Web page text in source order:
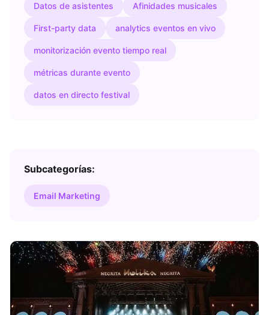
Datos de asistentes Afinidades musicales
First-party data analytics eventos en vivo
monitorización evento tiempo real
métricas durante evento
datos en directo festival
Subcategorías:
Email Marketing